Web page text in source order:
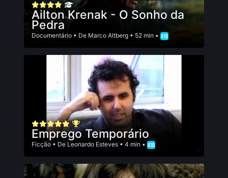
Ailton Krenak - O Sonho da
Pedra
Documentário • De Marco Altberg • 52 min •
Emprego Temporário
Ficção • De Leonardo Esteves • 4 min •